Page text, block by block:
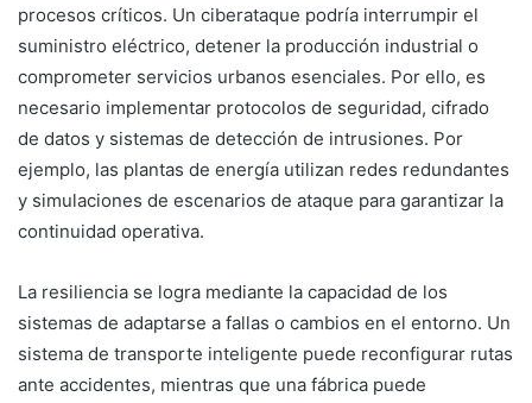
procesos críticos. Un ciberataque podría interrumpir el
suministro eléctrico, detener la producción industrial o
comprometer servicios urbanos esenciales. Por ello, es
necesario implementar protocolos de seguridad, cifrado
de datos y sistemas de detección de intrusiones. Por
ejemplo, las plantas de energía utilizan redes redundantes
y simulaciones de escenarios de ataque para garantizar la
continuidad operativa.
La resiliencia se logra mediante la capacidad de los
sistemas de adaptarse a fallas o cambios en el entorno. Un
sistema de transporte inteligente puede reconfigurar rutas
ante accidentes, mientras que una fábrica puede